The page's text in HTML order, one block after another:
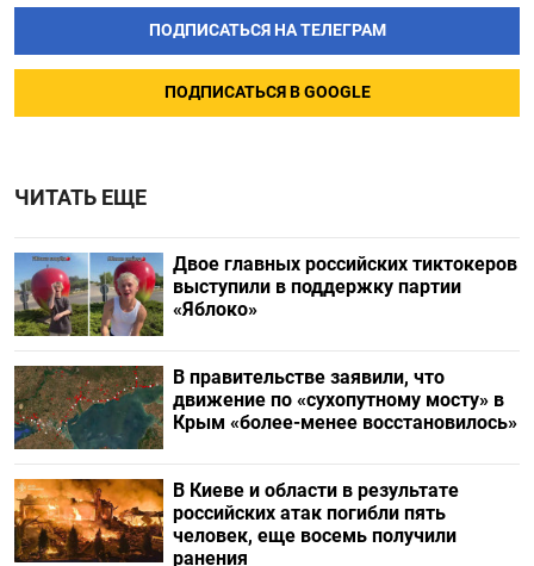
ПОДПИСАТЬСЯ НА ТЕЛЕГРАМ
ПОДПИСАТЬСЯ В GOOGLE
ЧИТАТЬ ЕЩЕ
Двое главных российских тиктокеров
выступили в поддержку партии
«Яблоко»
В правительстве заявили, что
движение по «сухопутному мосту» в
Крым «более-менее восстановилось»
В Киеве и области в результате
российских атак погибли пять
человек, еще восемь получили
ранения